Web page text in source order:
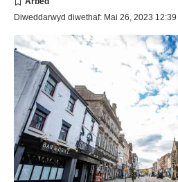
Diweddarwyd diwethaf: Mai 26, 2023